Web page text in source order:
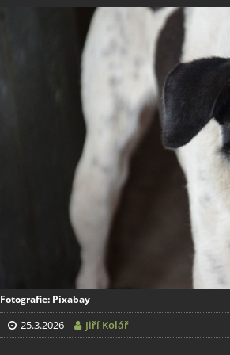
Fotografie: Pixabay
25.3.2026 Jiří Kolář